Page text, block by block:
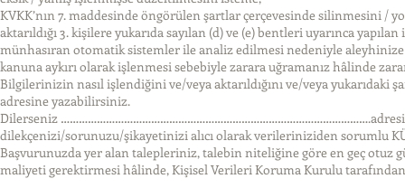
KVKK’nın 7. maddesinde öngörülen şartlar çerçevesinde silinmesini /
aktarıldığı 3. kişilere yukarıda sayılan (d) ve (e) bentleri uyarınca
münhasıran otomatik sistemler ile analiz edilmesi nedeniyle
kanuna aykırı olarak işlenmesi sebebiyle zarara uğramanız hâlinde
Bilgilerinizin nasıl işlendiğini ve/veya aktarıldığını ve/veya
adresine yazabilirsiniz.
Dilerseniz ………………………………………………………………………………………….adresine
dilekçenizi/sorunuzu/şikayetinizi alıcı olarak verileriniziden sorumlu
Başvurunuzda yer alan talepleriniz, talebin niteliğine göre en geç otuz
maliyeti gerektirmesi hâlinde, Kişisel Verileri Koruma Kurulu